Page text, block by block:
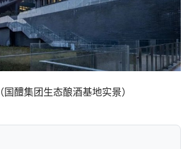
（国醴集团生态酿酒基地实景）